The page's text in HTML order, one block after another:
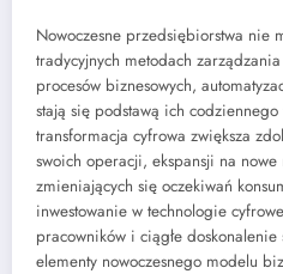
Nowoczesne przedsiębiorstwa nie
tradycyjnych metodach
procesów biznesowych,
stają się podstawą ich
transformacja cyfrowa zwiększa
swoich operacji, ekspansji na
zmieniających się oczekiwań
inwestowanie w technologie
pracowników i ciągłe
elementy nowoczesnego modelu